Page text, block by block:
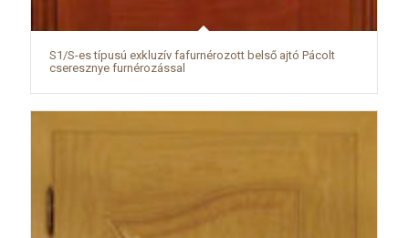
S1/S-es típusú exkluzív fafurnérozott belső ajtó Pácolt
cseresznye furnérozással